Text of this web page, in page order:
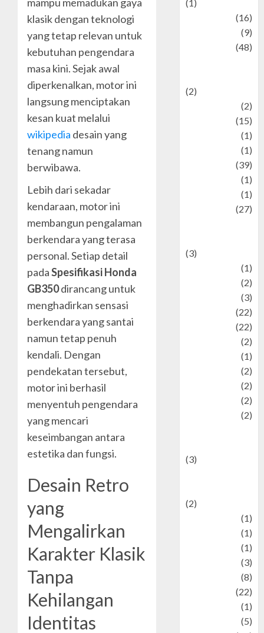
klasik dengan teknologi
yang tetap relevan untuk
kebutuhan pengendara
masa kini. Sejak awal
diperkenalkan, motor ini
langsung menciptakan
kesan kuat melalui
wikipedia desain yang
tenang namun
berwibawa.
Lebih dari sekadar
kendaraan, motor ini
membangun pengalaman
berkendara yang terasa
personal. Setiap detail
padaSpesifikasi Honda
GB350dirancang untuk
menghadirkan sensasi
berkendara yang santai
namun tetap penuh
kendali. Dengan
pendekatan tersebut,
motor ini berhasil
menyentuh pengendara
yang mencari
keseimbangan antara
estetika dan fungsi.
Desain Retro
yang
Mengalirkan
Karakter Klasik
Tanpa
Kehilangan
Identitas
(1)
(16)
(9)
(48)
(2)
(2)
(15)
(1)
(1)
(39)
(1)
(1)
(27)
(3)
(1)
(2)
(3)
(22)
(22)
(2)
(1)
(2)
(2)
(2)
(2)
(3)
(2)
(1)
(1)
(1)
(3)
(8)
(22)
(1)
(5)